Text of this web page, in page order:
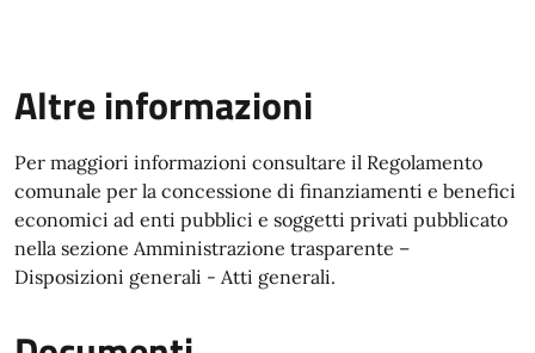
Altre informazioni
Per maggiori informazioni consultare il Regolamento
comunale per la concessione di finanziamenti e benefici
economici ad enti pubblici e soggetti privati pubblicato
nella sezione Amministrazione trasparente –
Disposizioni generali - Atti generali.